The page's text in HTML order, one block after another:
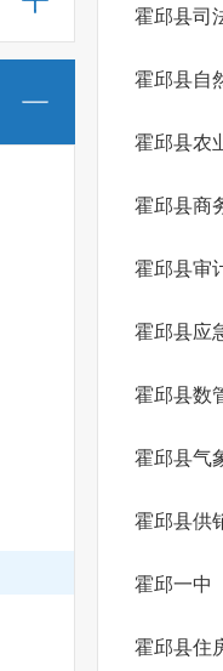
霍邱县司
霍邱县自
霍邱县商
霍邱县审
霍邱县应
霍邱县数
霍邱县气
霍邱县供
霍邱一中
霍邱县住